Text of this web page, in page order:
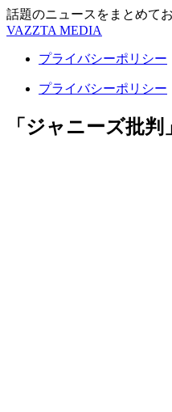
話題のニュースをまとめて
VAZZTA MEDIA
プライバシーポリシー
プライバシーポリシー
「ジャニーズ批